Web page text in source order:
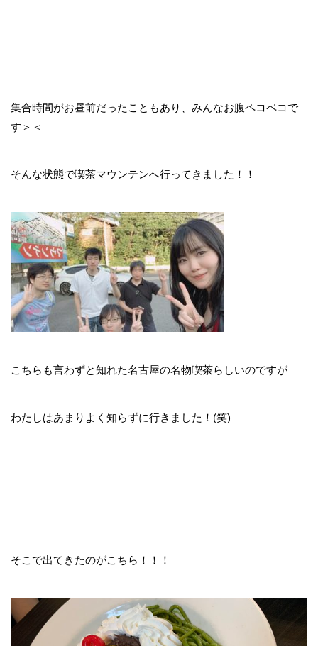
集合時間がお昼前だったこともあり、みんなお腹ペコペコで
す＞＜
そんな状態で喫茶マウンテンへ行ってきました！！
こちらも言わずと知れた名古屋の名物喫茶らしいのですが
わたしはあまりよく知らずに行きました！(笑)
そこで出てきたのがこちら！！！